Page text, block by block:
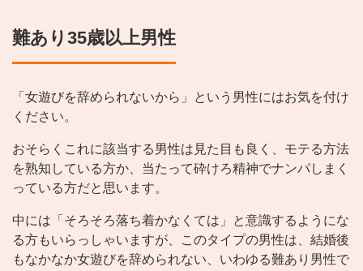
難あり35歳以上男性
「女遊びを辞められないから」という男性にはお気を付け
ください。
おそらくこれに該当する男性は見た目も良く、モテる方法
を熟知している方か、当たって砕けろ精神でナンパしまく
っている方だと思います。
中には「そろそろ落ち着かなくては」と意識するようにな
る方もいらっしゃいますが、このタイプの男性は、結婚後
もなかなか女遊びを辞められない、いわゆる難あり男性で